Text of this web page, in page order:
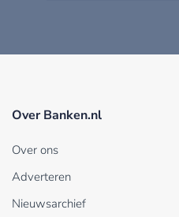
Over Banken.nl
Over ons
Adverteren
Nieuwsarchief